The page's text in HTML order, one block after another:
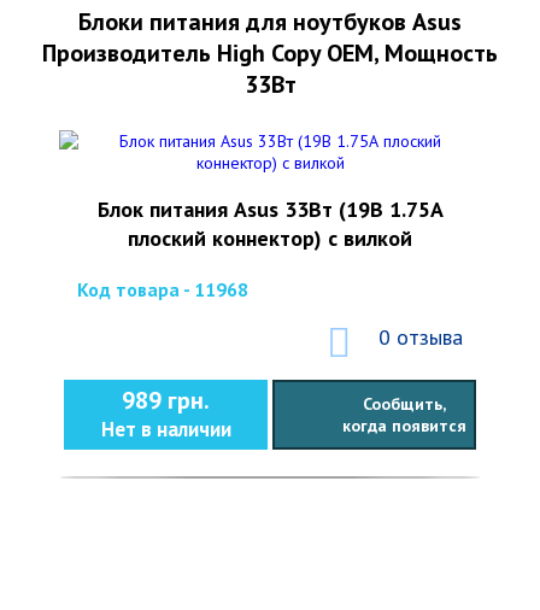
Блоки питания для ноутбуков Asus
Производитель High Copy OEM, Мощность
33Вт
Блок питания Asus 33Вт (19В 1.75А
плоский коннектор) с вилкой
Код товара - 11968
0 отзыва
989 грн.
Нет в наличии
Сообщить,
когда появится